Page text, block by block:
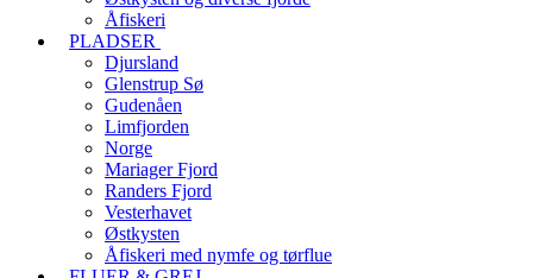
Åfiskeri
PLADSER
Djursland
Glenstrup Sø
Gudenåen
Limfjorden
Norge
Mariager Fjord
Randers Fjord
Vesterhavet
Østkysten
Åfiskeri med nymfe og tørflue